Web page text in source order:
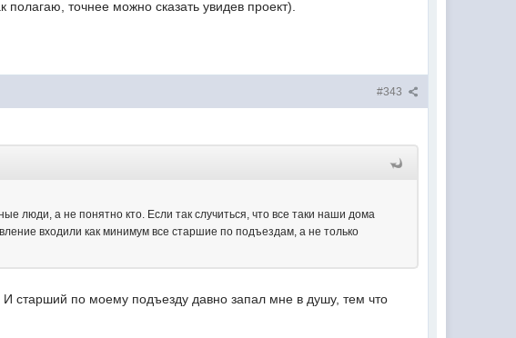
точнее можно сказать увидев проект).
#343
люди, а не понятно кто. Если так случиться, что все таки наши дома
входили как минимум все старшие по подъездам, а не только
И старший по моему подъезду давно запал мне в душу, тем что